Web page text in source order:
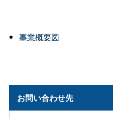
事業概要図
お問い合わせ先